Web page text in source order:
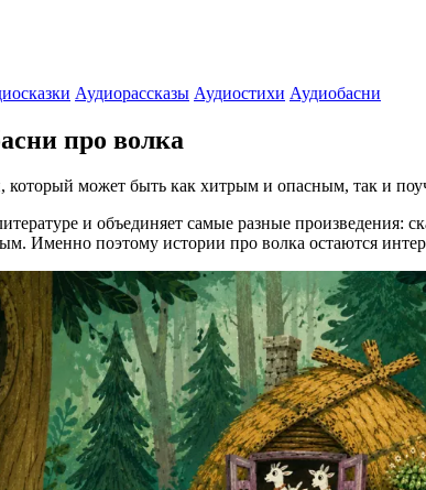
Аудиорассказы Аудиостихи Аудиобасни
про волка
может быть как хитрым и опасным, так и
и объединяет самые разные
Именно поэтому истории про волка остаются